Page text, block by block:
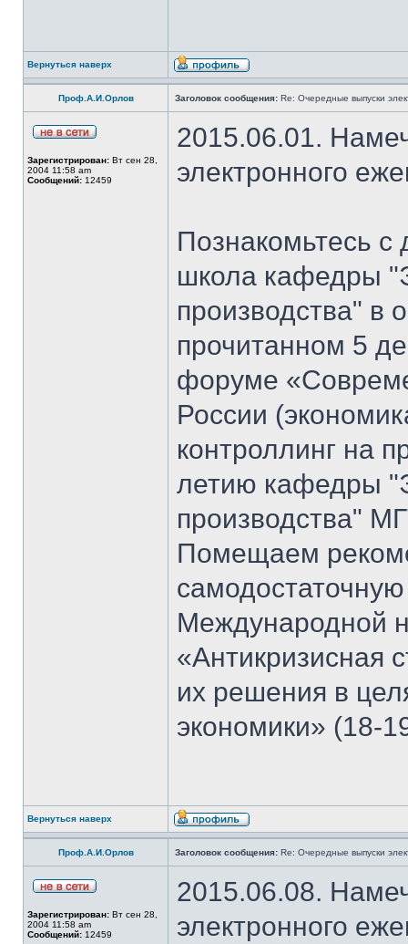
Вернуться наверх
Проф.А.И.Орлов Заголовок сообщения: Re: Очередные выпуски
Зарегистрирован: Вт сен 28,
2004 11:58 am
Сообщений: 12459
2015.06.01.
электронного
Познакомьтесь
школа кафедры
производства" в
прочитанном 5
форуме
России
контроллинг на
летию кафедры
производства"
Помещаем
Международной
«Антикризисная
их решения в
экономики» (18-
Вернуться наверх
Проф.А.И.Орлов Заголовок сообщения: Re: Очередные выпуски
Зарегистрирован: Вт сен 28,
2004 11:58 am
Сообщений: 12459
2015.06.08.
электронного